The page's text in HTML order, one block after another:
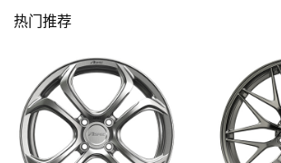
热门推荐